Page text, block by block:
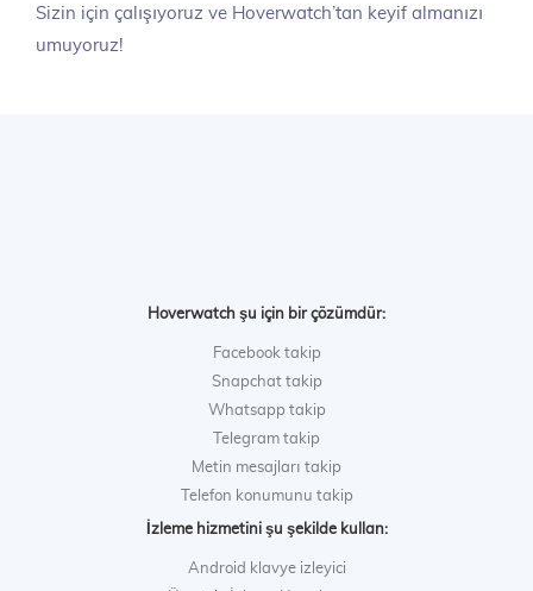
Sizin için çalışıyoruz ve Hoverwatch’tan keyif almanızı
umuyoruz!
Hoverwatch şu için bir çözümdür:
Facebook takip
Snapchat takip
Whatsapp takip
Telegram takip
Metin mesajları takip
Telefon konumunu takip
İzleme hizmetini şu şekilde kullan:
Android klavye izleyici